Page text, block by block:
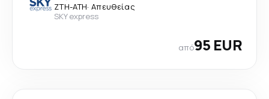
ZTH-ATH· Απευθείας
SKY express
από95 EUR